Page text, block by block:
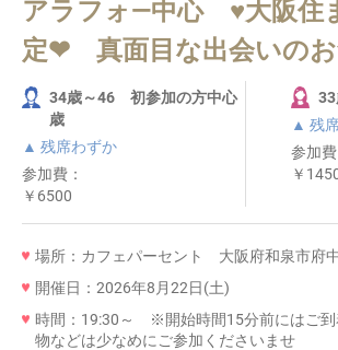
アラフォ―中心 ♥大阪住
定❤ 真面目な出会いのお
34歳～46 初参加の方中心
歳
▲ 残席わずか
参加費：
￥6500
▲ 残
参加費
￥
場所：カフェパーセント 大阪府和泉市府
開催日：2026年8月22日(土)
時間：19:30～ ※開始時間15分前にはご
物などは少なめにご参加くださいませ